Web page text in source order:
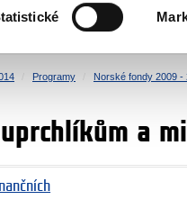
SPRAVEDLNOST
Programy Norské fondy 2009 -
a